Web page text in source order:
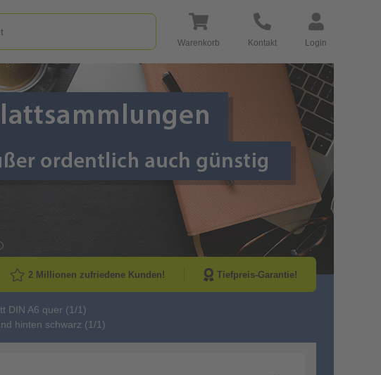
Warenkorb Kontakt Login
Go to Next
2 Millionen zufriedene Kunden! Tiefpreis-Garantie!
DIN A6 quer (1/1)
hinten schwarz (1/1)